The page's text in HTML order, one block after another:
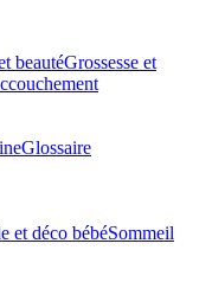
beautéGrossesse et
Glossaire
et déco bébéSommeil